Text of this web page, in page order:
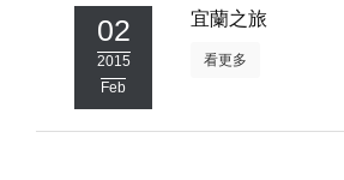
02
2015
Feb
宜蘭之旅
看更多